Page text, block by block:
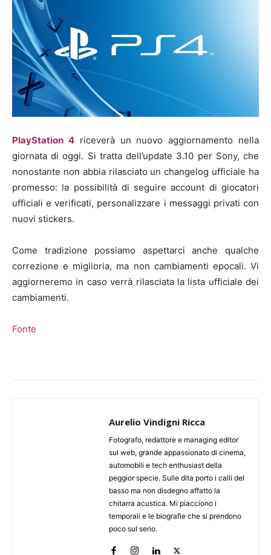
PlayStation 4riceverà un nuovo aggiornamento nella
giornata di oggi. Si tratta dell’update 3.10 per Sony, che
nonostante non abbia rilasciato un changelog ufficiale ha
promesso: la possibilità di seguire account di giocatori
ufficiali e verificati, personalizzare i messaggi privati con
nuovi stickers.
Come tradizione possiamo aspettarci anche qualche
correzione e miglioria, ma non cambiamenti epocali. Vi
aggiorneremo in caso verrà rilasciata la lista ufficiale dei
cambiamenti.
Fonte
Aurelio Vindigni Ricca
Fotografo, redattore e managing editor
sul web, grande appassionato di cinema,
automobili e tech enthusiast della
peggior specie. Sulle dita porto i calli del
basso ma non disdegno affatto la
chitarra acustica. Mi piacciono i
temporali e le biografie che si prendono
poco sul serio.